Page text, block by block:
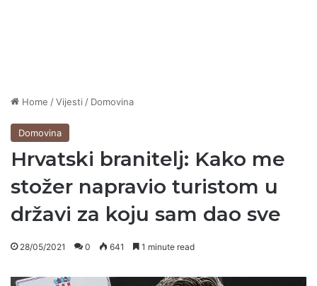
Home /Vijesti / Domovina
Domovina
Hrvatski branitelj: Kako me
stožer napravio turistom u
državi za koju sam dao sve
28/05/2021 0 641 1 minute read